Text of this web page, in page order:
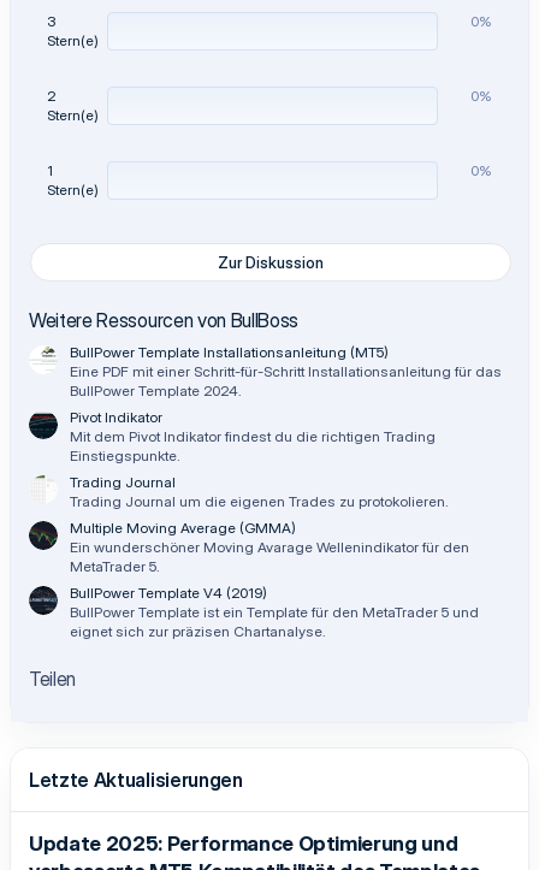
)
3
Stern(e)
0%
2
Stern(e)
0%
1
Stern(e)
0%
Zur Diskussion
Weitere Ressourcen von BullBoss
BullPower Template Installationsanleitung (MT5)
Eine PDF mit einer Schritt-für-Schritt Installationsanleitung für das
BullPower Template 2024.
Pivot Indikator
Mit dem Pivot Indikator findest du die richtigen Trading
Einstiegspunkte.
Trading Journal
Trading Journal um die eigenen Trades zu protokolieren.
Multiple Moving Average (GMMA)
Ein wunderschöner Moving Avarage Wellenindikator für den
MetaTrader 5.
BullPower Template V4 (2019)
BullPower Template ist ein Template für den MetaTrader 5 und
eignet sich zur präzisen Chartanalyse.
Teilen
Letzte Aktualisierungen
Update 2025: Performance Optimierung und